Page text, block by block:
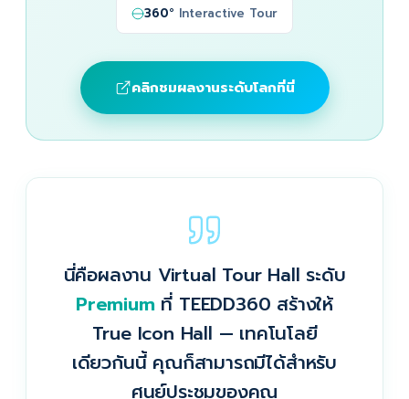
360° Interactive Tour
คลิกชมผลงานระดับโลกที่นี่
นี่คือผลงาน Virtual Tour Hall ระดับ
Premiumที่ TEEDD360 สร้างให้
True Icon Hall — เทคโนโลยี
เดียวกันนี้ คุณก็สามารถมีได้สำหรับ
ศูนย์ประชุมของคุณ